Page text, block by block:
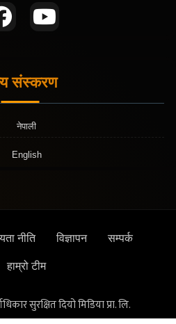
संस्करण
नेपाली
English
नीति विज्ञापन सम्पर्क
हाम्रो टीम
सुरक्षित दियो मिडिया प्रा. लि.